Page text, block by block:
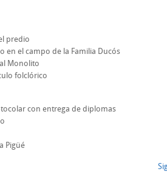
predio
en el campo de la Familia Ducós
Monolito
folclórico
con entrega de diplomas
Pigüé